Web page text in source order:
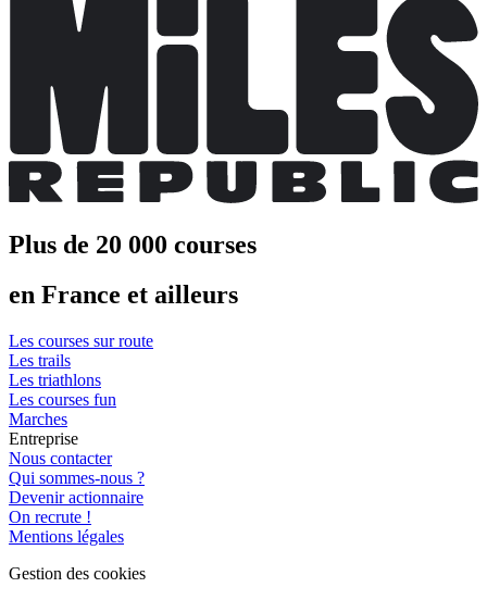
Plus de 20 000 courses
en France et ailleurs
Les courses sur route
Les trails
Les triathlons
Les courses fun
Marches
Entreprise
Nous contacter
Qui sommes-nous ?
Devenir actionnaire
On recrute !
Mentions légales
Gestion des cookies